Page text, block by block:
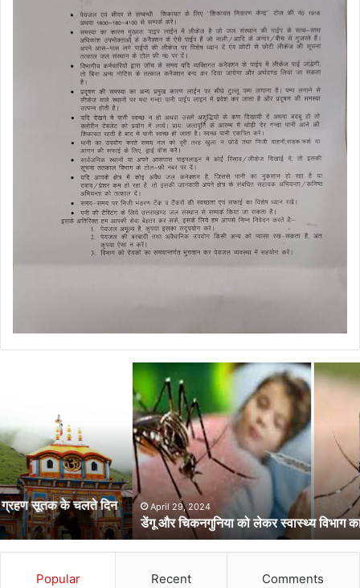
लेकर
स्वास्थ्य
विभाग
का
अर्लटApril 29, 2024
डेंगू और चिकनगुनिया को लेकर स्वास्थ्य विभाग का अर्लट
Popular Recent Comments